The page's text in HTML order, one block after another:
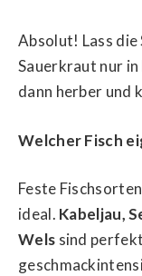
Absolut! Lass die
Sauerkraut nur in
dann herber und
Welcher Fisch
Feste
ideal. Kabeljau,
Wels sind